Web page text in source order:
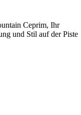
Ceprim, Ihr
und Stil auf der Piste